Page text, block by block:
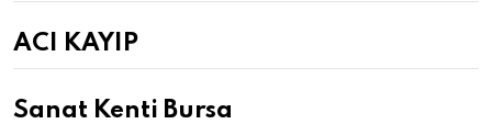
ACI KAYIP
Sanat Kenti Bursa